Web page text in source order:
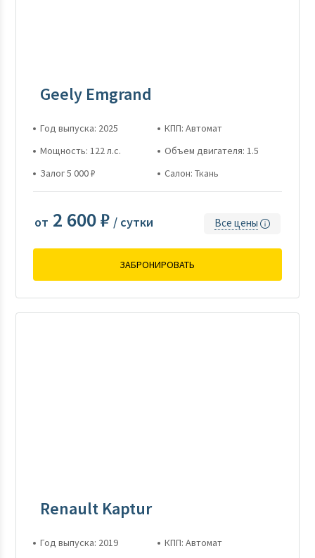
Geely Emgrand
Год выпуска: 2025
КПП: Автомат
Мощность: 122 л.с.
Объем двигателя: 1.5
Залог 5 000 ₽
Салон: Ткань
от 2 600 ₽ / сутки Все цены
ЗАБРОНИРОВАТЬ
Renault Kaptur
Год выпуска: 2019
КПП: Автомат